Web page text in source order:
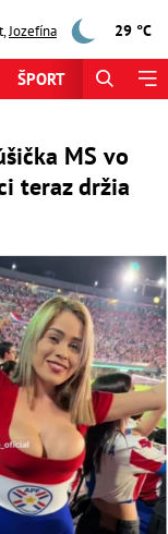
,Jozefína 29 °C
ŠPORT
MS vo
teraz držia